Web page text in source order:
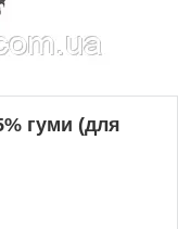
гуми (для